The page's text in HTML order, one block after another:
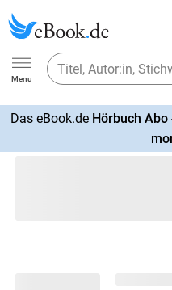
Ebook.de
Menu
Das eBook.de Hörbuch Abo